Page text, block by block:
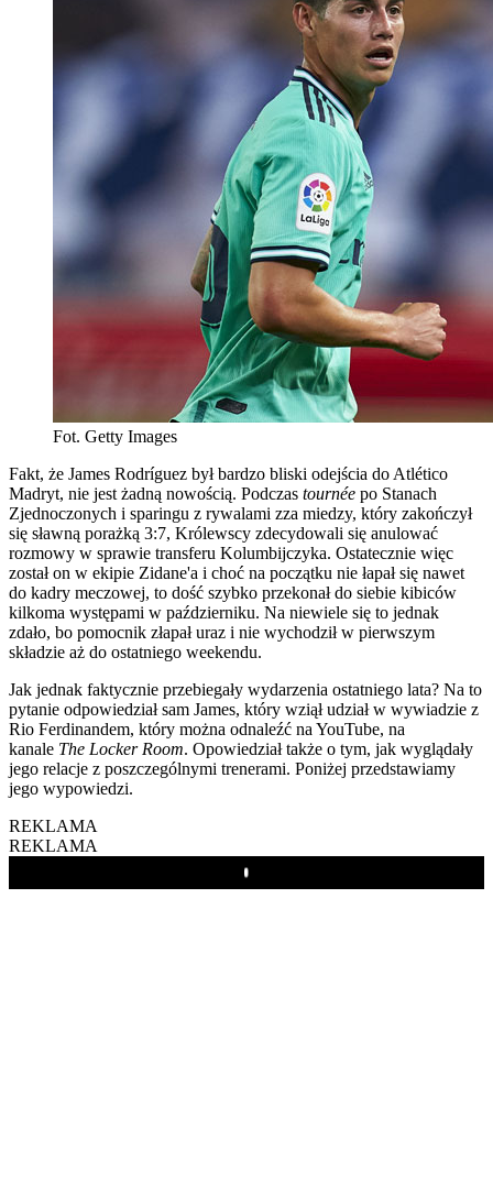
Fot. Getty Images
Fakt, że James Rodríguez był bardzo bliski odejścia do Atlético
Madryt, nie jest żadną nowością. Podczas tournée po Stanach
Zjednoczonych i sparingu z rywalami zza miedzy, który zakończył
się sławną porażką 3:7, Królewscy zdecydowali się anulować
rozmowy w sprawie transferu Kolumbijczyka. Ostatecznie więc
został on w ekipie Zidane'a i choć na początku nie łapał się nawet
do kadry meczowej, to dość szybko przekonał do siebie kibiców
kilkoma występami w październiku. Na niewiele się to jednak
zdało, bo pomocnik złapał uraz i nie wychodził w pierwszym
składzie aż do ostatniego weekendu.
Jak jednak faktycznie przebiegały wydarzenia ostatniego lata? Na to
pytanie odpowiedział sam James, który wziął udział w wywiadzie z
Rio Ferdinandem, który można odnaleźć na YouTube, na
kanale The Locker Room. Opowiedział także o tym, jak wyglądały
jego relacje z poszczególnymi trenerami. Poniżej przedstawiamy
jego wypowiedzi.
REKLAMA
REKLAMA
Play